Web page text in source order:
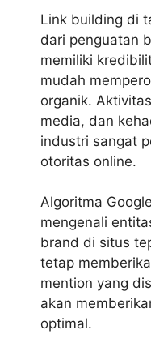
Link building di
dari penguatan
memiliki
mudah
organik.
media, dan
industri sangat
otoritas online.
Algoritma
mengenali
brand di situs
tetap
mention yang
akan
optimal.